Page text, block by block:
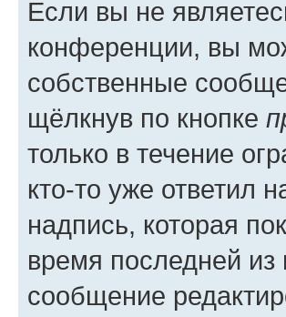
Если вы не
конференции, вы
собственные
щёлкнув по кнопке
только в течение
кто-то уже ответил
надпись, которая
время последней из
сообщение